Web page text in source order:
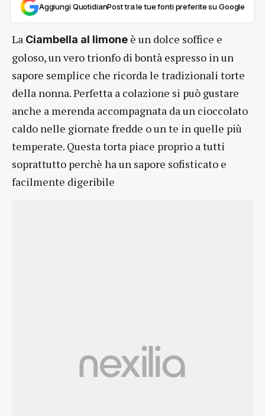
Aggiungi QuotidianPost tra le tue fonti preferite su Google
La Ciambella al limone è un dolce soffice e
goloso, un vero trionfo di bontà espresso in un
sapore semplice che ricorda le tradizionali torte
della nonna. Perfetta a colazione si può gustare
anche a merenda accompagnata da un cioccolato
caldo nelle giornate fredde o un te in quelle più
temperate. Questa torta piace proprio a tutti
soprattutto perchè ha un sapore sofisticato e
facilmente digeribile